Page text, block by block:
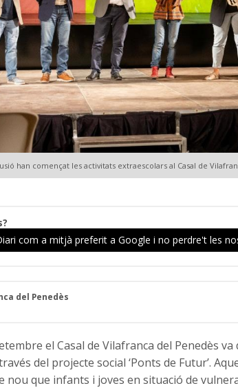
han començat les activitats extraescolars al Casal de
com a mitjà preferit a Google i no perdre't les
del Penedès
el Casal de Vilafranca del Penedès
del projecte social ‘Ponts de Futur’.
nou que infants i joves en situació de